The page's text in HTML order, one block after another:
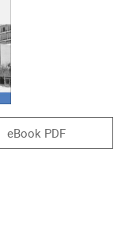
eBook PDF